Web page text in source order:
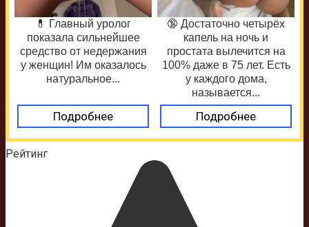
💊 Главный уролог
показала сильнейшее
средство от недержания
у женщин! Им оказалось
натуральное...
Подробнее
🔞 Достаточно четырёх
капель на ночь и
простата вылечится на
100% даже в 75 лет. Есть
у каждого дома,
называется...
Подробнее
Рейтинг